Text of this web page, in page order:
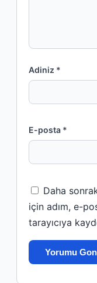
Adiniz *
E-posta *
Daha
için adım, e-
tarayıcıya